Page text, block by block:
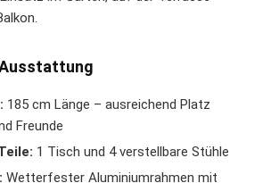
185 cm Länge – ausreichend Platz
Freunde
1 Tisch und 4 verstellbare Stühle
Wetterfester Aluminiumrahmen mit